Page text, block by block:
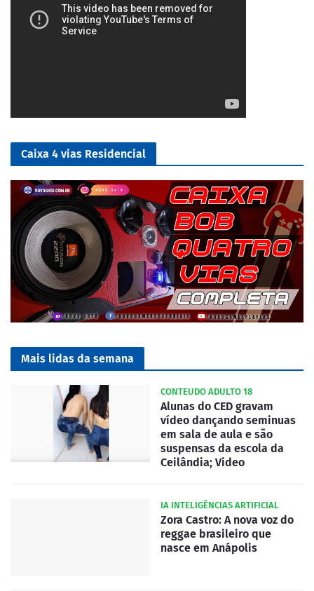
Caixa 4 vias Residencial
Mais lidas da semana
CONTEUDO ADULTO 18
Alunas do CED gravam
vídeo dançando seminuas
em sala de aula e são
suspensas da escola da
Ceilândia; Video
IA INTELIGÊNCIAS ARTIFICIAL
Zora Castro: A nova voz do
reggae brasileiro que
nasce em Anápolis